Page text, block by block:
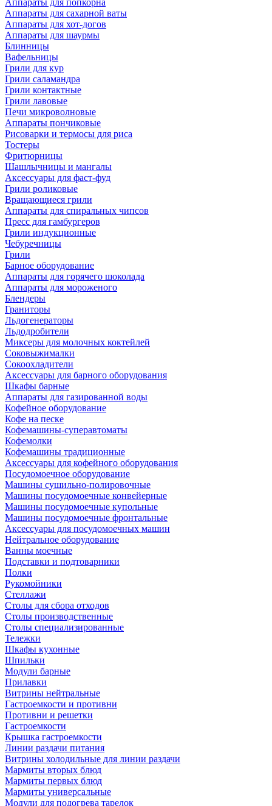
Аппараты для попкорна
Аппараты для сахарной ваты
Аппараты для хот-догов
Аппараты для шаурмы
Блинницы
Вафельницы
Грили для кур
Грили саламандра
Грили контактные
Грили лавовые
Печи микроволновые
Аппараты пончиковые
Рисоварки и термосы для риса
Тостеры
Фритюрницы
Шашлычницы и мангалы
Аксессуары для фаст-фуд
Грили роликовые
Вращающиеся грили
Аппараты для спиральных чипсов
Пресс для гамбургеров
Грили индукционные
Чебуречницы
Грили
Барное оборудование
Аппараты для горячего шоколада
Аппараты для мороженого
Блендеры
Граниторы
Льдогенераторы
Льдодробители
Миксеры для молочных коктейлей
Соковыжималки
Сокоохладители
Аксессуары для барного оборудования
Шкафы барные
Аппараты для газированной воды
Кофейное оборудование
Кофе на песке
Кофемашины-суперавтоматы
Кофемолки
Кофемашины традиционные
Аксессуары для кофейного оборудования
Посудомоечное оборудование
Машины сушильно-полировочные
Машины посудомоечные конвейерные
Машины посудомоечные купольные
Машины посудомоечные фронтальные
Аксессуары для посудомоечных машин
Нейтральное оборудование
Ванны моечные
Подставки и подтоварники
Полки
Рукомойники
Стеллажи
Столы для сбора отходов
Столы производственные
Столы специализированные
Тележки
Шкафы кухонные
Шпильки
Модули барные
Прилавки
Витрины нейтральные
Гастроемкости и противни
Противни и решетки
Гастроемкости
Крышка гастроемкости
Линии раздачи питания
Витрины холодильные для линии раздачи
Мармиты вторых блюд
Мармиты первых блюд
Мармиты универсальные
Модули для подогрева тарелок